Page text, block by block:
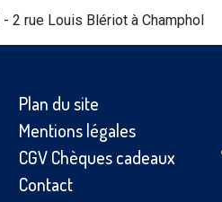
- 2 rue Louis Blériot à Champhol
Plan du site
Mentions légales
CGV Chèques cadeaux
Contact